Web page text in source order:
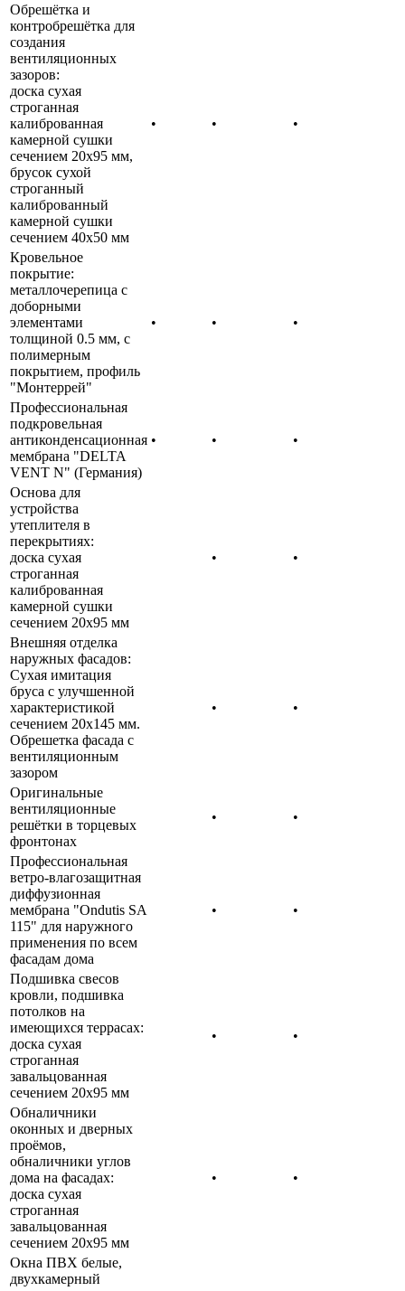
Обрешётка и
контробрешётка для
создания
вентиляционных
зазоров:
доска сухая
строганная
калиброванная
камерной сушки
сечением 20х95 мм,
брусок сухой
строганный
калиброванный
камерной сушки
сечением 40х50 мм
• • •
Кровельное
покрытие:
металлочерепица с
доборными
элементами
толщиной 0.5 мм, с
полимерным
покрытием, профиль
"Монтеррей"
• • •
Профессиональная
подкровельная
антиконденсационная
мембрана "DELTA
VENT N" (Германия)
• • •
Основа для
устройства
утеплителя в
перекрытиях:
доска сухая
строганная
калиброванная
камерной сушки
сечением 20х95 мм
• •
Внешняя отделка
наружных фасадов:
Сухая имитация
бруса с улучшенной
характеристикой
сечением 20х145 мм.
Обрешетка фасада с
вентиляционным
зазором
• •
Оригинальные
вентиляционные
решётки в торцевых
фронтонах
• •
Профессиональная
ветро-влагозащитная
диффузионная
мембрана "Ondutis SA
115" для наружного
применения по всем
фасадам дома
• •
Подшивка свесов
кровли, подшивка
потолков на
имеющихся террасах:
доска сухая
строганная
завальцованная
сечением 20х95 мм
• •
Обналичники
оконных и дверных
проёмов,
обналичники углов
дома на фасадах:
доска сухая
строганная
завальцованная
сечением 20х95 мм
• •
Окна ПВХ белые,
двухкамерный